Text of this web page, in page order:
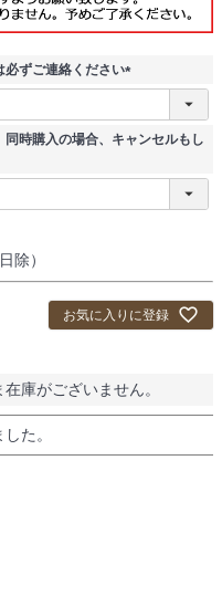
必ずご連絡ください
(
須
同時購入の場合、キャンセルもし
除）
お気に入りに登録
庫がございません。
た。